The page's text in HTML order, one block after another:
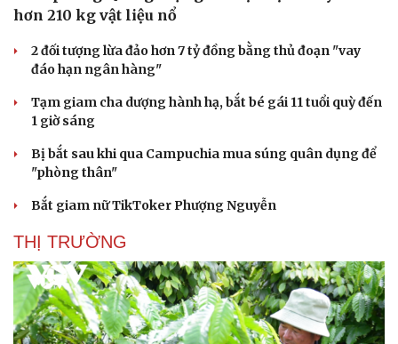
hơn 210 kg vật liệu nổ
2 đối tượng lừa đảo hơn 7 tỷ đồng bằng thủ đoạn "vay
đáo hạn ngân hàng"
Tạm giam cha dượng hành hạ, bắt bé gái 11 tuổi quỳ đến
1 giờ sáng
Bị bắt sau khi qua Campuchia mua súng quân dụng để
"phòng thân"
Bắt giam nữ TikToker Phượng Nguyễn
THỊ TRƯỜNG